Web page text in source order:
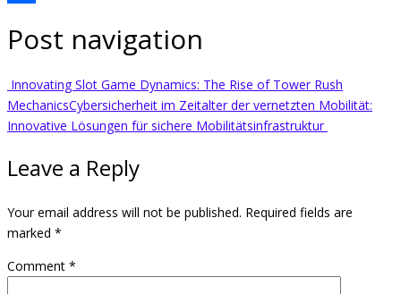
Post navigation
Innovating Slot Game Dynamics: The Rise of Tower Rush
MechanicsCybersicherheit im Zeitalter der vernetzten Mobilität:
Innovative Lösungen für sichere Mobilitätsinfrastruktur
Leave a Reply
Your email address will not be published. Required fields are
marked *
Comment *